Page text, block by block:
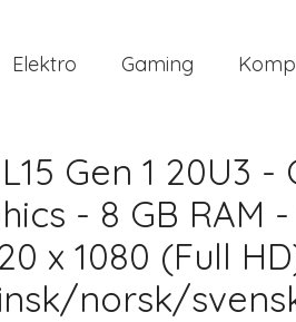
Elektro Gaming
Gen 1 20U3 -
- 8 GB RAM
x 1080 (Full
norsk/